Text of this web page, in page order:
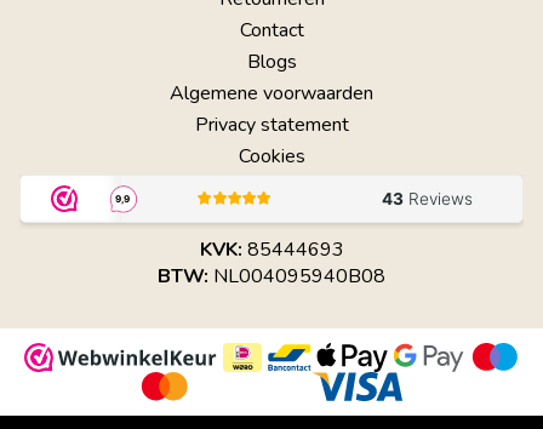
Contact
Blogs
Algemene voorwaarden
Privacy statement
Cookies
KVK: 85444693
BTW: NL004095940B08